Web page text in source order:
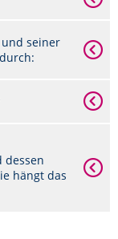
seiner
dessen
hängt das